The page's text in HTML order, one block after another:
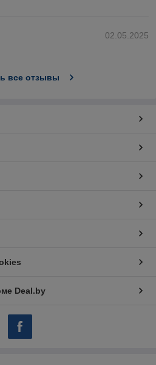
02.05.2025
все отзывы
Deal.by